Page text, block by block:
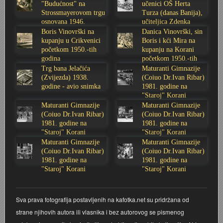
Stoljetna poplava 1939.
Tvornica potkivačkih čavala Mustad-Karlovac
Boksački klub Velebit
Bijelo dugme
Banija - poplava 4. 12. 1966.
Autobusna stanica na Korzu
Auto cross
AMD Zanatlija
Adamo klub
8. slet Bratstva i jedinstva 13. lipnja 1965. godine
Lovni i ribolovni turizam
Mala scena 1987. - Le Cinema
Mala scena Hrvatskog doma
Marina Perazić, Davor Tolja (Denis&Denis) i Edi
Maturanti Gimnazije 1988. godine
Motocross
NULA
Nepokoreni grad - Trojanski konj (epizoda)
Novogodišnje čestitke
PUNK
Zavjet Petra Grgeca - 1998.
Škola plivanja Patkica
Mimohod 23. kolovoza 1995.
Ekonomska škola - ratne godine
Dubravko Halovanić - Ratne godine
Crkva Sv. Doroteje - 1991.
Frizerski salon Gerber (Kopf) - utemeljen 1924.
Gimnazijska i Ekonomska zbornica - Igor Mihelić
INKASATOR
Karlovački fotograf Josip Žunić
Obitelj Klemenčić
Krešimir Botković - RAZGLEDNICE
Krešimir Perušić - Nogomet
KUD REČICA
Mery Berti - karlovačka Žuži
"Budućnost" na
Strossmayerovom trgu
osnovana 1946.
godine
učenici OŠ Herta
Turza (danas Banija),
učiteljica Zdenka
Sabolić
Boris Vinovrški na
kupanju u Crikvenici
početkom 1950.-tih
godina
Danica Vinovrški, sin
Boris i kći Mira na
kupanju na Korani
početkom 1950.-tih
godina
Trg bana Jelačića
(Zvijezda) 1938.
godine - avio snimka
Maturanti Gimnazije
(Coiuo Dr.Ivan Ribar)
1981. godine na
"Staroj" Korani
Maturanti Gimnazije
(Coiuo Dr.Ivan Ribar)
1981. godine na
"Staroj" Korani
Maturanti Gimnazije
(Coiuo Dr.Ivan Ribar)
1981. godine na
"Staroj" Korani
Maturanti Gimnazije
(Coiuo Dr.Ivan Ribar)
1981. godine na
"Staroj" Korani
Maturanti Gimnazije
(Coiuo Dr.Ivan Ribar)
1981. godine na
"Staroj" Korani
Sva prava fotografija postavljenih na kafotka.net su pridržana od
strane njihovih autora ili vlasnika i bez autorovog se pismenog